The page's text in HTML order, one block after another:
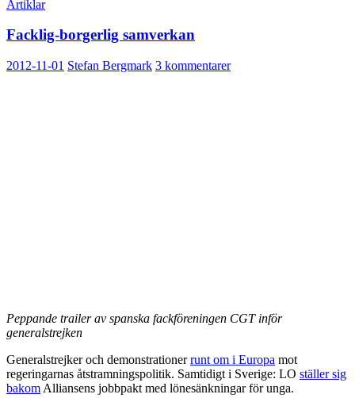
Artiklar
Facklig-borgerlig samverkan
2012-11-01 Stefan Bergmark 3 kommentarer
Peppande trailer av spanska fackföreningen CGT inför
generalstrejken
Generalstrejker och demonstrationerrunt om i Europa mot
regeringarnas åtstramningspolitik. Samtidigt i Sverige: LO ställer sig
bakom Alliansens jobbpakt med lönesänkningar för unga.